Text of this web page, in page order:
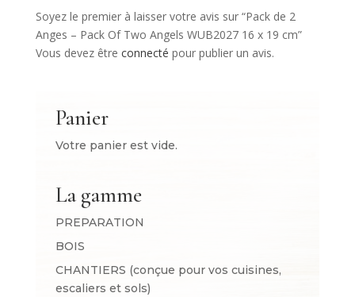
Soyez le premier à laisser votre avis sur “Pack de 2
Anges – Pack Of Two Angels WUB2027 16 x 19 cm”
Vous devez être connecté pour publier un avis.
Panier
Votre panier est vide.
La gamme
PREPARATION
BOIS
CHANTIERS (conçue pour vos cuisines,
escaliers et sols)